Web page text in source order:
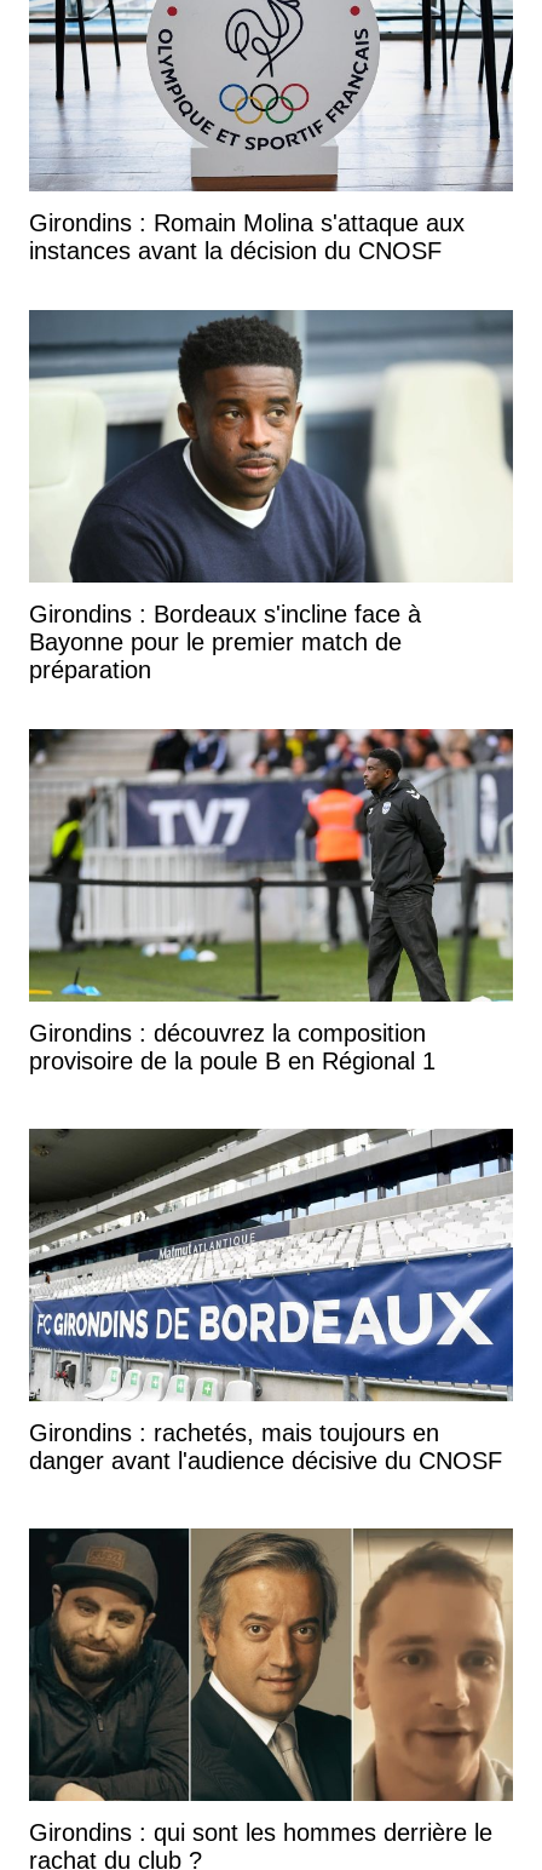
Girondins : Romain Molina s'attaque aux
instances avant la décision du CNOSF
Girondins : Bordeaux s'incline face à
Bayonne pour le premier match de
préparation
Girondins : découvrez la composition
provisoire de la poule B en Régional 1
Girondins : rachetés, mais toujours en
danger avant l'audience décisive du CNOSF
Girondins : qui sont les hommes derrière le
rachat du club ?